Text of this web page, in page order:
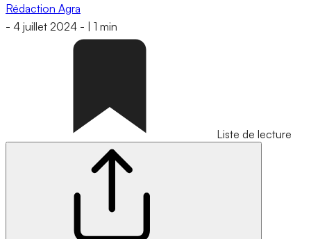
Rédaction Agra
- 4 juillet 2024 - 1 min
Liste de lecture